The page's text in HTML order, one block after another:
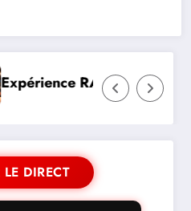
d’OlmetoSuite de la
LE DIRECT